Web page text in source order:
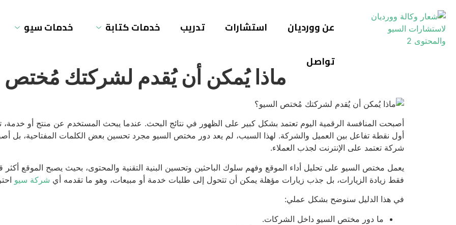
عن وورديان استشارات تدريب خدمات كتابة خدمات سيو
تواصل
ماذا يُمكن أن يُقدم لشركتك مُختص
أصبحت المنافسة الرقمية اليوم تعتمد بشكل كبير على الظهور في نتائج البحث. عندما يبحث المستخدم عن منتج أو خدمة،
أول نقطة تفاعل بين العميل والشركة. لهذا السبب، لم يعد دور مختص السيو مجرد تحسين بعض الكلمات المفتاحية، بل
شركة تعتمد على الإنترنت لجذب العملاء.
يعمل مختص السيو على تحليل أداء الموقع وفهم سلوك الباحثين وتحسين البنية التقنية والمحتوى، بحيث يصبح الموقع أكثر
فقط زيادة الزيارات، بل جذب زيارات مؤهلة يمكن أن تتحول إلى طلبات خدمة أو مبيعات، وهو ما تقدمه أي شركة سيو
في هذا الدليل سنوضح بشكل عملي:
ما دور مختص السيو داخل الشركات.